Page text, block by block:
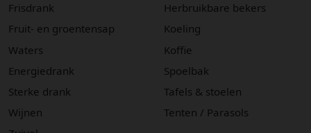
Frisdrank
Fruit- en groentensap
Waters
Energiedrank
Sterke drank
Wijnen
Herbruikbare bekers
Koeling
Koffie
Spoelbak
Tafels & stoelen
Tenten / Parasols